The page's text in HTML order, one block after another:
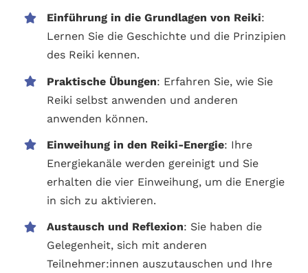
Einführung in die Grundlagen von Reiki:
Lernen Sie die Geschichte und die Prinzipien
des Reiki kennen.
Praktische Übungen: Erfahren Sie, wie Sie
Reiki selbst anwenden und anderen
anwenden können.
Einweihung in den Reiki-Energie: Ihre
Energiekanäle werden gereinigt und Sie
erhalten die vier Einweihung, um die Energie
in sich zu aktivieren.
Austausch und Reflexion: Sie haben die
Gelegenheit, sich mit anderen
Teilnehmer:innen auszutauschen und Ihre